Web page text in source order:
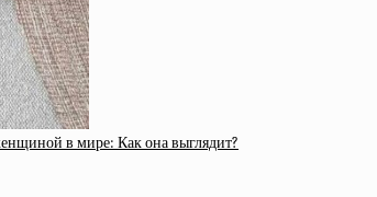
в мире: Как она выглядит?